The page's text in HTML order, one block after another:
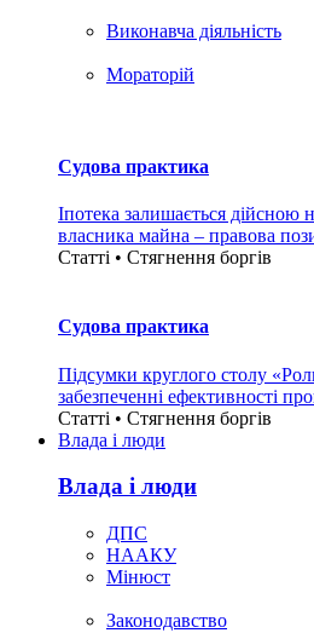
Виконавча діяльність
Мораторій
Судова практика
Іпотека залишається дійсною
власника майна – правова
Статті • Стягнення боргiв
Судова практика
Підсумки круглого столу
забезпеченні ефективності
Статті • Стягнення боргiв
Влада i люди
Влада i люди
ДПС
НААКУ
Мінюст
Законодавство